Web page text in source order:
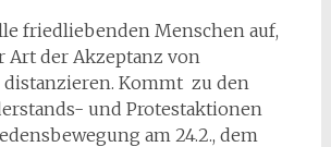
friedliebenden Menschen auf,
Art der Akzeptanz von
distanzieren. Kommt zu den
und Protestaktionen
am 24.2., dem